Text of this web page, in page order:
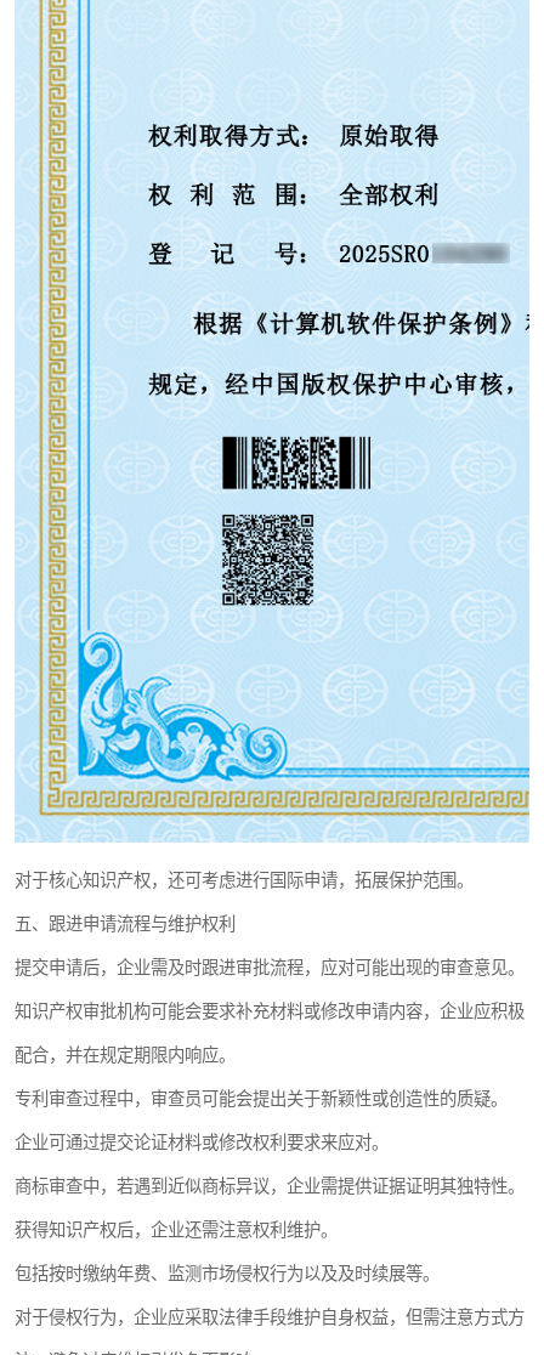
对于核心知识产权，还可考虑进行国际申请，拓展保护范围。
五、跟进申请流程与维护权利
提交申请后，企业需及时跟进审批流程，应对可能出现的审查意见。
知识产权审批机构可能会要求补充材料或修改申请内容，企业应积极
配合，并在规定期限内响应。
专利审查过程中，审查员可能会提出关于新颖性或创造性的质疑。
企业可通过提交论证材料或修改权利要求来应对。
商标审查中，若遇到近似商标异议，企业需提供证据证明其独特性。
获得知识产权后，企业还需注意权利维护。
包括按时缴纳年费、监测市场侵权行为以及及时续展等。
对于侵权行为，企业应采取法律手段维护自身权益，但需注意方式方